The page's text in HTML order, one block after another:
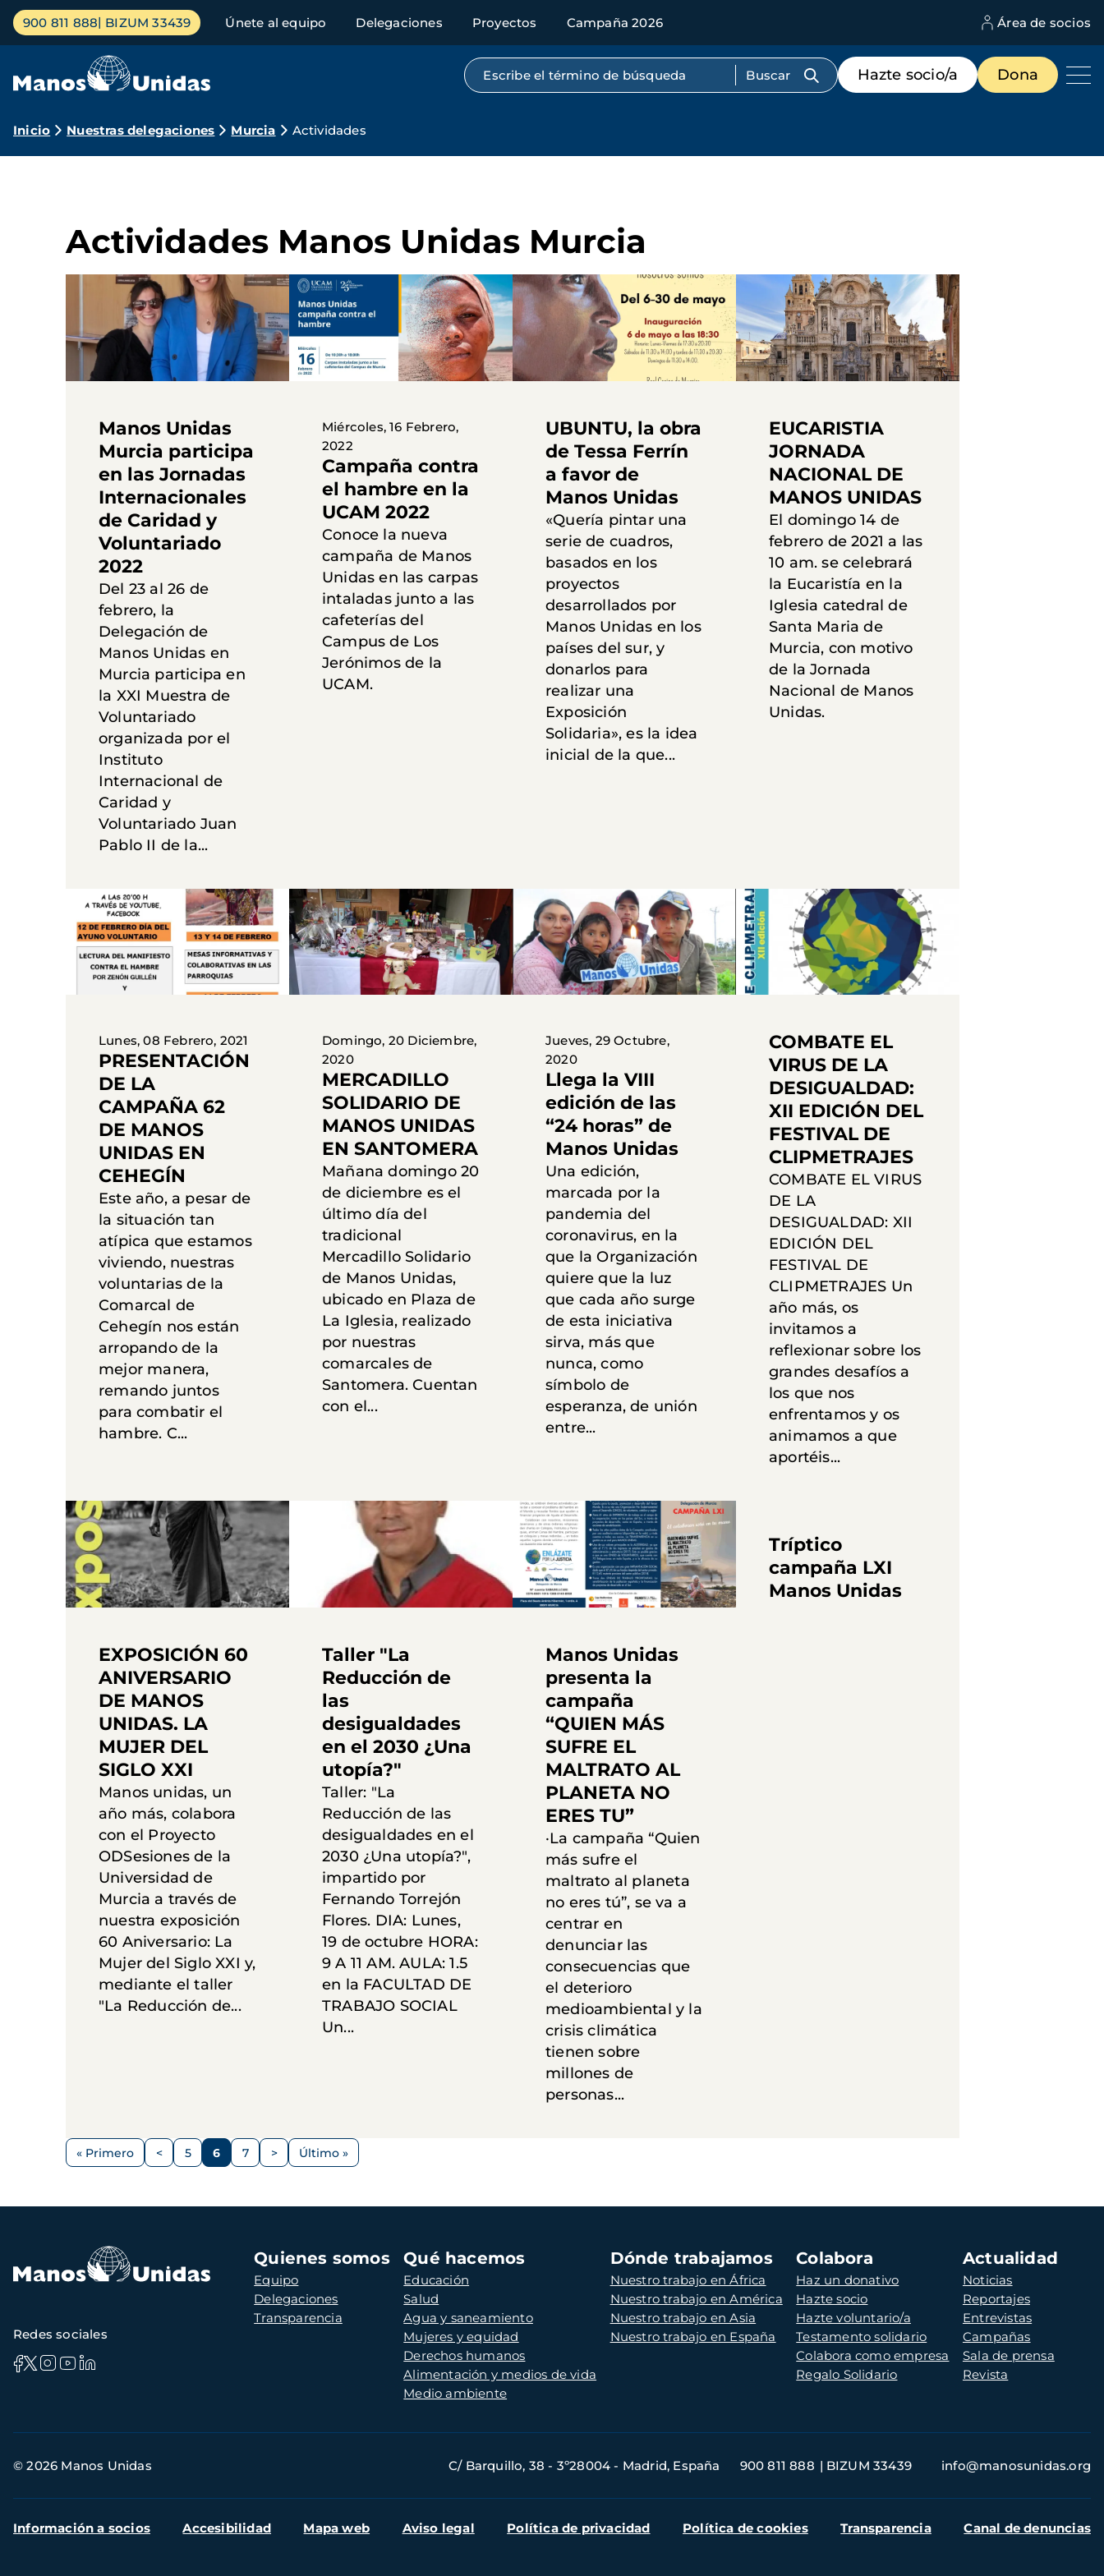
Pasar
contenido
Menú
principal
900 811 888 BIZUM 33439 Únete al equipo Delegaciones Proyectos Campaña 2026 Área de socios
Búsqueda por texto completo
Menú
de
destacados
Hazte socio/a Dona
Ruta
Inicio Nuestras delegaciones Murcia Actividades
Actividades Manos Unidas Murcia
Manos Unidas
Murcia participa
en las Jornadas
Internacionales
de Caridad y
Voluntariado
2022
Del 23 al 26 de
febrero, la
Delegación de
Manos Unidas en
Murcia participa en
la XXI Muestra de
Voluntariado
organizada por el
Instituto
Internacional de
Caridad y
Voluntariado Juan
Pablo II de la...
Miércoles, 16 Febrero,
2022
Campaña contra
el hambre en la
UCAM 2022
Conoce la nueva
campaña de Manos
Unidas en las carpas
intaladas junto a las
cafeterías del
Campus de Los
Jerónimos de la
UCAM.
UBUNTU, la obra
de Tessa Ferrín
a favor de
Manos Unidas
«Quería pintar una
serie de cuadros,
basados en los
proyectos
desarrollados por
Manos Unidas en los
países del sur, y
donarlos para
realizar una
Exposición
Solidaria», es la idea
inicial de la que...
EUCARISTIA
JORNADA
NACIONAL DE
MANOS UNIDAS
El domingo 14 de
febrero de 2021 a las
10 am. se celebrará
la Eucaristía en la
Iglesia catedral de
Santa Maria de
Murcia, con motivo
de la Jornada
Nacional de Manos
Unidas.
Lunes, 08 Febrero, 2021
PRESENTACIÓN
DE LA
CAMPAÑA 62
DE MANOS
UNIDAS EN
CEHEGÍN
Este año, a pesar de
la situación tan
atípica que estamos
viviendo, nuestras
voluntarias de la
Comarcal de
Cehegín nos están
arropando de la
mejor manera,
remando juntos
para combatir el
hambre. C...
Domingo, 20 Diciembre,
2020
MERCADILLO
SOLIDARIO DE
MANOS UNIDAS
EN SANTOMERA
Mañana domingo 20
de diciembre es el
último día del
tradicional
Mercadillo Solidario
de Manos Unidas,
ubicado en Plaza de
La Iglesia, realizado
por nuestras
comarcales de
Santomera. Cuentan
con el...
Jueves, 29 Octubre,
2020
Llega la VIII
edición de las
“24 horas” de
Manos Unidas
Una edición,
marcada por la
pandemia del
coronavirus, en la
que la Organización
quiere que la luz
que cada año surge
de esta iniciativa
sirva, más que
nunca, como
símbolo de
esperanza, de unión
entre...
COMBATE EL
VIRUS DE LA
DESIGUALDAD:
XII EDICIÓN DEL
FESTIVAL DE
CLIPMETRAJES
COMBATE EL VIRUS
DE LA
DESIGUALDAD: XII
EDICIÓN DEL
FESTIVAL DE
CLIPMETRAJES Un
año más, os
invitamos a
reflexionar sobre los
grandes desafíos a
los que nos
enfrentamos y os
animamos a que
aportéis...
EXPOSICIÓN 60
ANIVERSARIO
DE MANOS
UNIDAS. LA
MUJER DEL
SIGLO XXI
Manos unidas, un
año más, colabora
con el Proyecto
ODSesiones de la
Universidad de
Murcia a través de
nuestra exposición
60 Aniversario: La
Mujer del Siglo XXI y,
mediante el taller
"La Reducción de...
Taller "La
Reducción de
las
desigualdades
en el 2030 ¿Una
utopía?"
Taller: "La
Reducción de las
desigualdades en el
2030 ¿Una utopía?",
impartido por
Fernando Torrejón
Flores. DIA: Lunes,
19 de octubre HORA:
9 A 11 AM. AULA: 1.5
en la FACULTAD DE
TRABAJO SOCIAL
Un...
Manos Unidas
presenta la
campaña
“QUIEN MÁS
SUFRE EL
MALTRATO AL
PLANETA NO
ERES TU”
·La campaña “Quien
más sufre el
maltrato al planeta
no eres tú”, se va a
centrar en
denunciar las
consecuencias que
el deterioro
medioambiental y la
crisis climática
tienen sobre
millones de
personas...
Tríptico
campaña LXI
Manos Unidas
Paginación
Primera
« Primero
Página
< Página
5 Página
6 Página
7
Siguiente
>
Última
Último »
Navegación
principal
Quienes somos
Equipo
Delegaciones
Transparencia
Qué hacemos
Educación
Salud
Agua y saneamiento
Mujeres y equidad
Derechos humanos
Alimentación y medios de vida
Medio ambiente
Dónde trabajamos
Nuestro trabajo en África
Nuestro trabajo en América
Nuestro trabajo en Asia
Nuestro trabajo en España
Colabora
Haz un donativo
Hazte socio
Hazte voluntario/a
Testamento solidario
Colabora como empresa
Regalo Solidario
Actualidad
Noticias
Reportajes
Entrevistas
Campañas
Sala de prensa
Revista
Redes sociales
de
© 2026 Manos Unidas C/ Barquillo, 38 - 3º28004 - Madrid, España 900 811 888 BIZUM 33439 info@manosunidas.org
Menú
Información a socios Accesibilidad Mapa web Aviso legal Política de privacidad Política de cookies Transparencia Canal de denuncias